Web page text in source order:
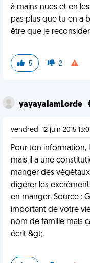
à mains nues et en
pas plus que tu en a
être que je
5 2
yayayaIamLorde
vendredi 12 juin 2015
Pour ton
mais il a une
manger des
digérer les
en manger. Source :
important de votre
nom de famille mais
écrit &gt;.